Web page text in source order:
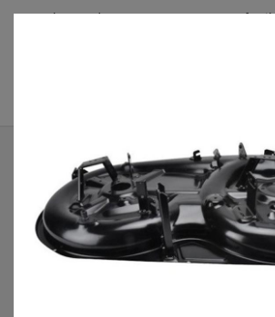
Plateaudecoupe.com : Trouver
Accueil
Plateau de
Plateau de coupe 98 cm 82564040/0 -
JX98S (2005 – 2006 -